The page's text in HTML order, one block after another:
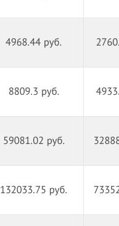
4968.44 руб.
8809.3 руб.
59081.02 руб.
132033.75 руб.